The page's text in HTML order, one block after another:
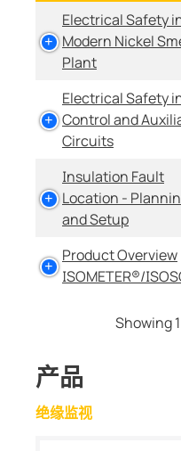
Electrical Safety
Modern Nickel
Plant
Electrical Safety
Control and
Circuits
Insulation Fault
Location -
and Setup
Product Overview
ISOMETER®/
Showing
产品
绝缘监视